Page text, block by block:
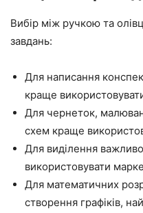
Вибір між ручкою та
завдань:
Для написання
краще
Для чернеток,
схем краще
Для виділення
використовувати
Для математичних
створення графіків,